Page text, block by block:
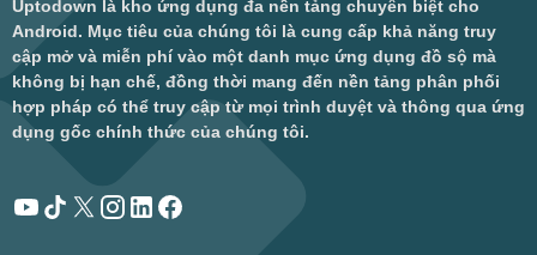
Uptodown là kho ứng dụng đa nền tảng chuyên biệt cho
Android. Mục tiêu của chúng tôi là cung cấp khả năng truy
cập mở và miễn phí vào một danh mục ứng dụng đồ sộ mà
không bị hạn chế, đồng thời mang đến nền tảng phân phối
hợp pháp có thể truy cập từ mọi trình duyệt và thông qua ứng
dụng gốc chính thức của chúng tôi.